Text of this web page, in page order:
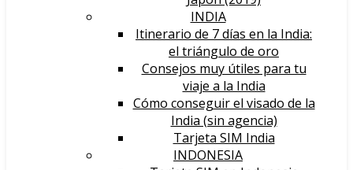
INDIA
Itinerario de 7 días en la India:
el triángulo de oro
Consejos muy útiles para tu
viaje a la India
Cómo conseguir el visado de la
India (sin agencia)
Tarjeta SIM India
INDONESIA